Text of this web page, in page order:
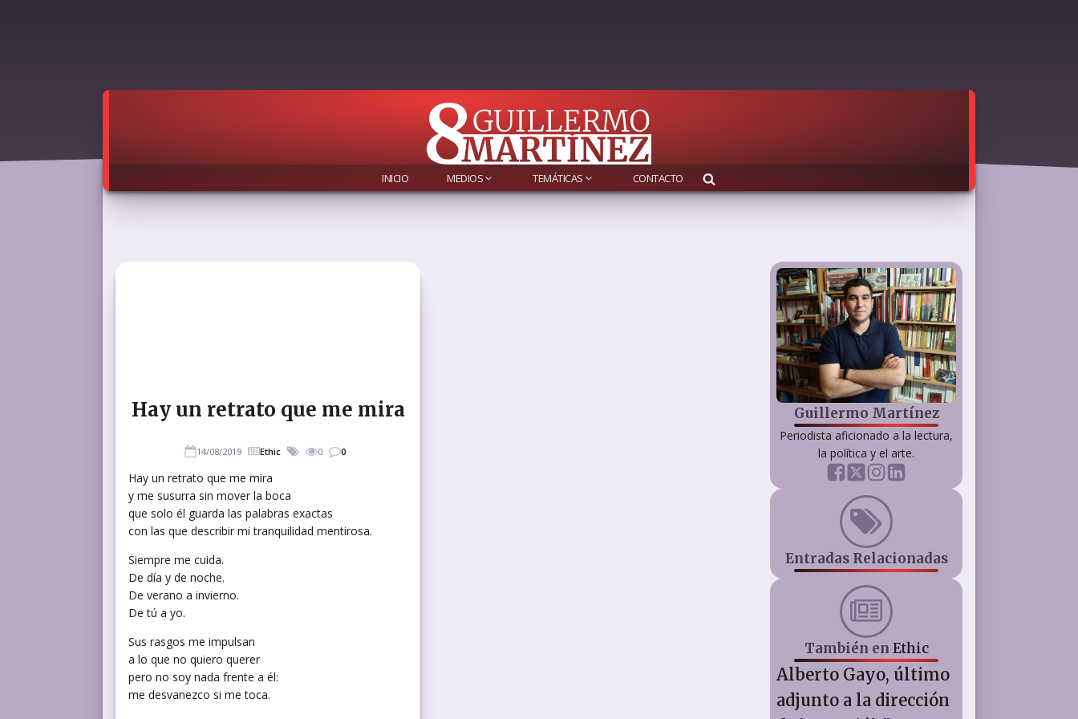
INICIO MEDIOS TEMÁTICAS CONTACTO
Hay un retrato que me mira
14/08/2019 Ethic 0 0
Hay un retrato que me mira
y me susurra sin mover la boca
que solo él guarda las palabras exactas
con las que describir mi tranquilidad mentirosa.
Siempre me cuida.
De día y de noche.
De verano a invierno.
De tú a yo.
Sus rasgos me impulsan
a lo que no quiero querer
pero no soy nada frente a él:
me desvanezco si me toca.
Guillermo Martínez
Periodista aficionado a la lectura,
la política y el arte.
Entradas Relacionadas
También en Ethic
Alberto Gayo, último
adjunto a la dirección